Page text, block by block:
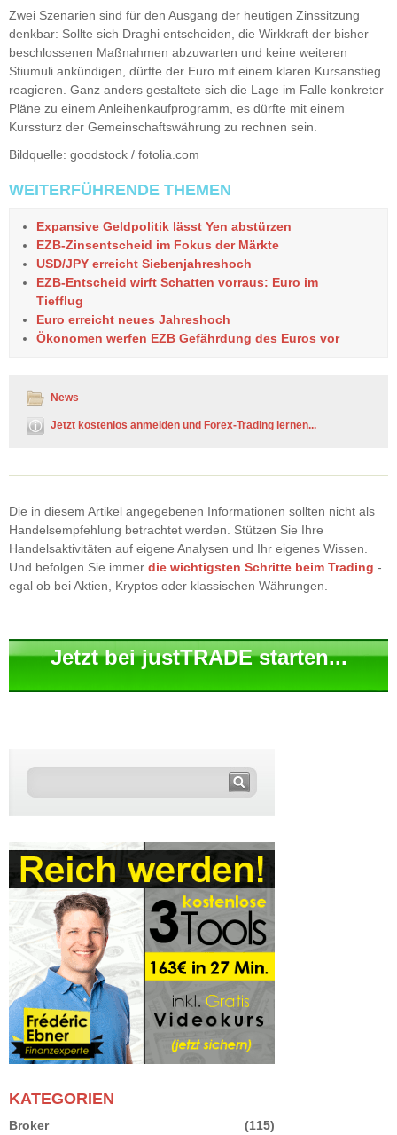
Zwei Szenarien sind für den Ausgang der heutigen Zinssitzung
denkbar: Sollte sich Draghi entscheiden, die Wirkkraft der bisher
beschlossenen Maßnahmen abzuwarten und keine weiteren
Stiumuli ankündigen, dürfte der Euro mit einem klaren Kursanstieg
reagieren. Ganz anders gestaltete sich die Lage im Falle konkreter
Pläne zu einem Anleihenkaufprogramm, es dürfte mit einem
Kurssturz der Gemeinschaftswährung zu rechnen sein.
Bildquelle: goodstock / fotolia.com
WEITERFÜHRENDE THEMEN
Expansive Geldpolitik lässt Yen abstürzen
EZB-Zinsentscheid im Fokus der Märkte
USD/JPY erreicht Siebenjahreshoch
EZB-Entscheid wirft Schatten vorraus: Euro im
Tiefflug
Euro erreicht neues Jahreshoch
Ökonomen werfen EZB Gefährdung des Euros vor
News
Jetzt kostenlos anmelden und Forex-Trading lernen...
Die in diesem Artikel angegebenen Informationen sollten nicht als
Handelsempfehlung betrachtet werden. Stützen Sie Ihre
Handelsaktivitäten auf eigene Analysen und Ihr eigenes Wissen.
Und befolgen Sie immer die wichtigsten Schritte beim Trading -
egal ob bei Aktien, Kryptos oder klassischen Währungen.
Jetzt bei justTRADE starten...
KATEGORIEN
Broker
(115)